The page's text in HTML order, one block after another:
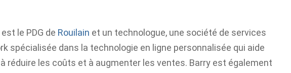
le PDG de Rouilain et un technologue, une société de services
spécialisée dans la technologie en ligne personnalisée qui aide
réduire les coûts et à augmenter les ventes. Barry est également